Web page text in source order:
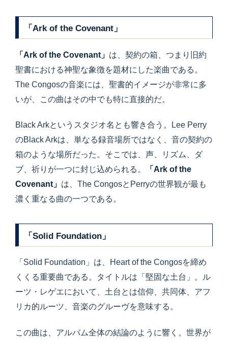
「Ark of the Covenant」
「Ark of the Covenant」 は、契約の箱、つまり旧約
聖書における神聖な象徴を題材にした楽曲である。
The Congosの音楽には、聖書的イメージが非常に多
いが、この曲はその中でも特に直接的だ。
Black Arkというスタジオ名とも響き合う。Lee Perry
のBlack Arkは、単なる録音場所ではなく、音の契約の
箱のような場所だった。そこでは、声、リズム、ダ
ブ、祈りが一つに封じ込められる。
「Ark of the
Covenant」 は、The CongosとPerryの世界観が最も
濃く重なる曲の一つである。
「Solid Foundation」
「Solid Foundation」は、Heart of the Congosを締め
くくる重要曲である。タイトルは「堅固な土台」。ル
ーツ・レゲエにおいて、土台とは信仰、共同体、アフ
リカ的ルーツ、音楽のグルーヴを意味する。
この曲は、アルバム全体の結論のように響く。世界が